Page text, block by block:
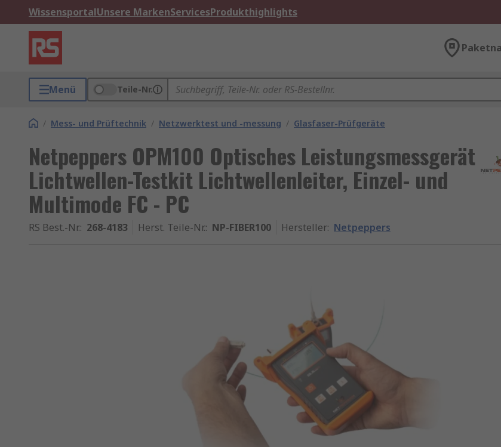
WissensportalUnsere MarkenServicesProdukthighlights
Menü Teile-Nr.
/ Mess- und Prüftechnik / Netzwerktest und -messung / Glasfaser-Prüfgeräte
Netpeppers OPM100 Optisches Leistungsmessgerät
Lichtwellen-Testkit Lichtwellenleiter, Einzel- und
Multimode FC - PC
RS Best.-Nr.: 268-4183 Herst. Teile-Nr.: NP-FIBER100 Hersteller: Netpeppers